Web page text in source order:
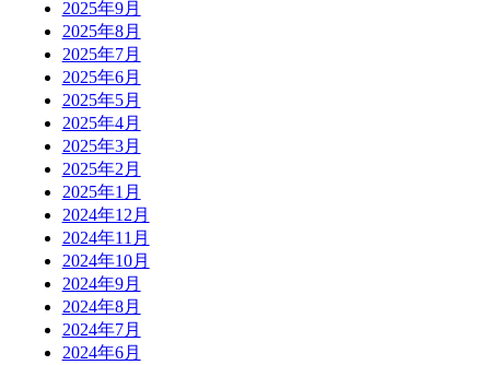
2025年9月
2025年8月
2025年7月
2025年6月
2025年5月
2025年4月
2025年3月
2025年2月
2025年1月
2024年12月
2024年11月
2024年10月
2024年9月
2024年8月
2024年7月
2024年6月